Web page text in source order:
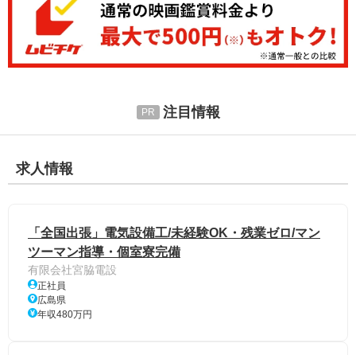
注目情報
求人情報
「全国出張」電気設備工/未経験OK・残業ゼロ/マン
ツーマン指導・個室寮完備
有限会社宮脇電設
正社員
広島県
年収480万円